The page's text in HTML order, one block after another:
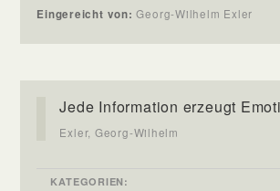
Eingereicht von:Georg-Wilhelm Exler
Jede Information erzeugt
Exler, Georg-Wilhelm
KATEGORIEN: